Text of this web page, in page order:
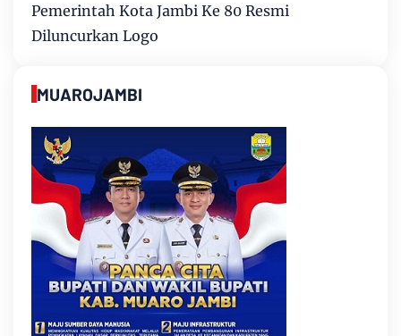
Pemerintah Kota Jambi Ke 80 Resmi
Diluncurkan Logo
MUAROJAMBI